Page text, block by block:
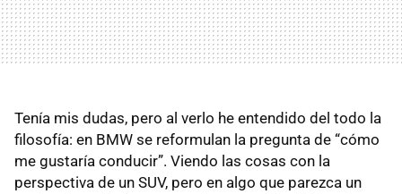
Tenía mis dudas, pero al verlo he entendido del todo la
filosofía: en BMW se reformulan la pregunta de “cómo
me gustaría conducir”. Viendo las cosas con la
perspectiva de un SUV, pero en algo que parezca un